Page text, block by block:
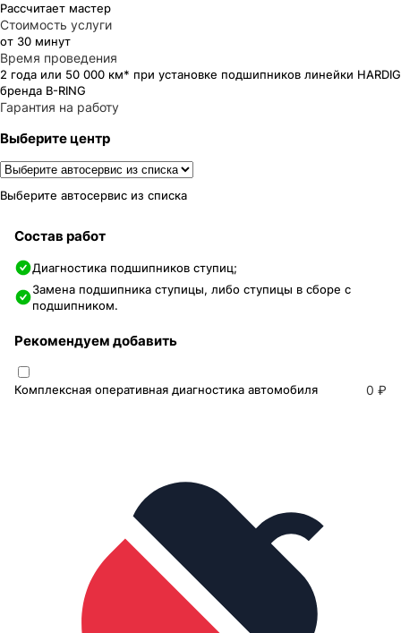
Рассчитает мастер
Стоимость услуги
от 30 минут
Время проведения
2 года или 50 000 км* при установке подшипников линейки HARDIG
бренда B-RING
Гарантия на работу
Выберите центр
Выберите автосервис из списка
Состав работ
Диагностика подшипников ступиц;
Замена подшипника ступицы, либо ступицы в сборе с
подшипником.
Рекомендуем добавить
Комплексная оперативная диагностика автомобиля 0 ₽